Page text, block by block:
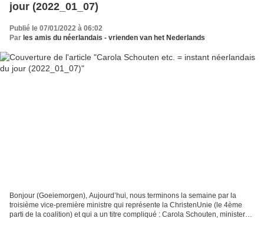
jour (2022_01_07)
Publié le 07/01/2022 à 06:02
Par les amis du néerlandais - vrienden van het Nederlands
Bonjour (Goeiemorgen), Aujourd’hui, nous terminons la semaine par la
troisième vice-première ministre qui représente la ChristenUnie (le 4ème
parti de la coalition) et qui a un titre compliqué : Carola Schouten, minister